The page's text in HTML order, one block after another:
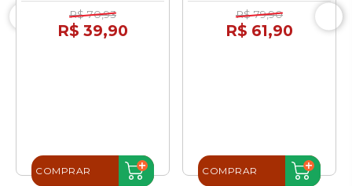
R$ 70,93
R$ 39,90
COMPRAR
R$ 79,90
R$ 61,90
COMPRAR